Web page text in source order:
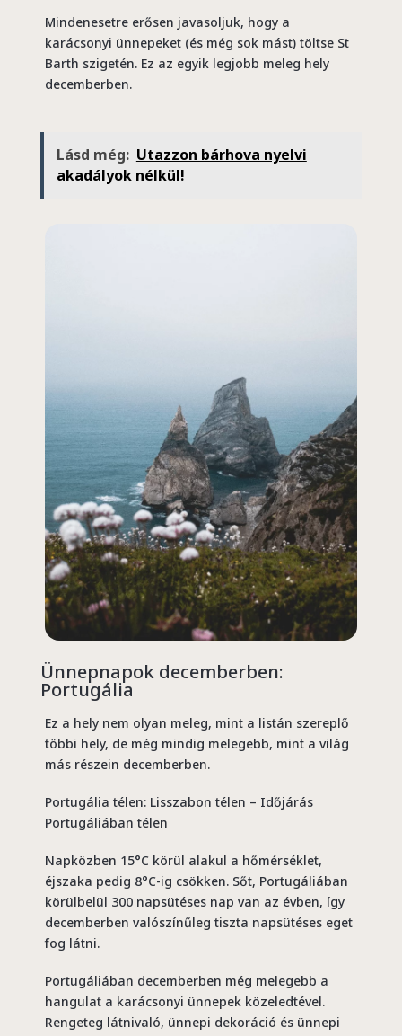
Mindenesetre erősen javasoljuk, hogy a
karácsonyi ünnepeket (és még sok mást) töltse St
Barth szigetén. Ez az egyik legjobb meleg hely
decemberben.
Lásd még: Utazzon bárhova nyelvi
akadályok nélkül!
Ünnepnapok decemberben:
Portugália
Ez a hely nem olyan meleg, mint a listán szereplő
többi hely, de még mindig melegebb, mint a világ
más részein decemberben.
Portugália télen: Lisszabon télen – Időjárás
Portugáliában télen
Napközben 15°C körül alakul a hőmérséklet,
éjszaka pedig 8°C-ig csökken. Sőt, Portugáliában
körülbelül 300 napsütéses nap van az évben, így
decemberben valószínűleg tiszta napsütéses eget
fog látni.
Portugáliában decemberben még melegebb a
hangulat a karácsonyi ünnepek közeledtével.
Rengeteg látnivaló, ünnepi dekoráció és ünnepi